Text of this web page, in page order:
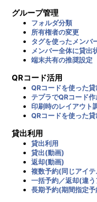
グループ管理
フォルダ分類
所有権者の変更
タグを使ったメンバ
メンバー全体に貸出
端末共有の推奨設定
QRコード活用
QRコードを使った
テプラでQRコード作
印刷時のレイアウト
QRコードを使った
貸出利用
貸出利用
貸出(動画)
返却(動画)
複数予約(同じアイ
一括予約／返却(違
長期予約(期間指定